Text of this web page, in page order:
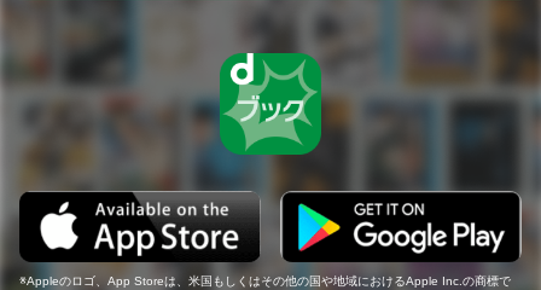
Appleのロゴ、App Storeは、米国もしくはその他の国や地域におけるApple Inc.の商標で